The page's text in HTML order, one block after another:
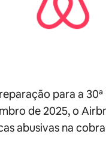
para a
de 2025, o
abusivas na